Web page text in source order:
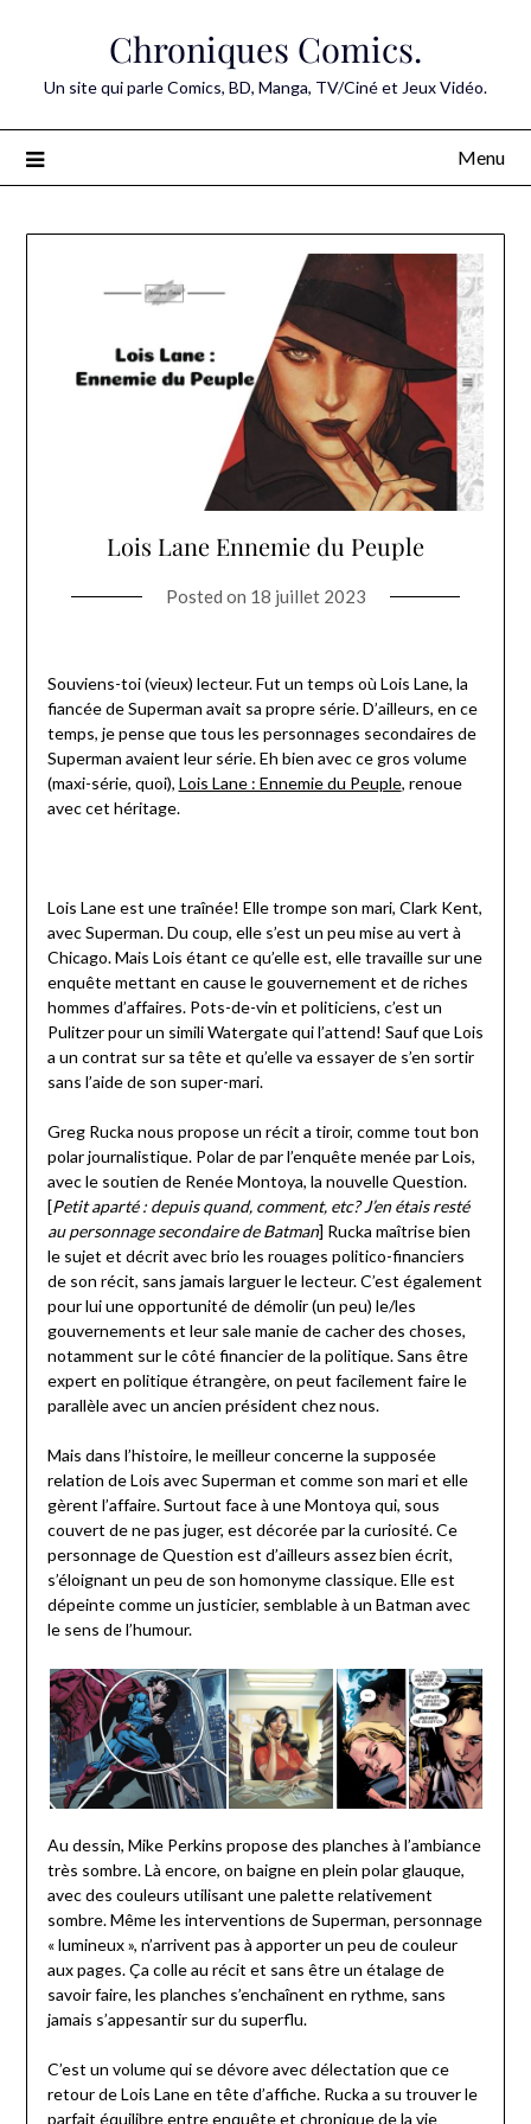
Chroniques Comics.
Un site qui parle Comics, BD, Manga, TV/Ciné et Jeux Vidéo.
Menu
Lois Lane Ennemie du Peuple
Posted on 18 juillet 2023
Souviens-toi (vieux) lecteur. Fut un temps où Lois Lane, la
fiancée de Superman avait sa propre série. D’ailleurs, en ce
temps, je pense que tous les personnages secondaires de
Superman avaient leur série. Eh bien avec ce gros volume
(maxi-série, quoi), Lois Lane : Ennemie du Peuple, renoue
avec cet héritage.
Lois Lane est une traînée! Elle trompe son mari, Clark Kent,
avec Superman. Du coup, elle s’est un peu mise au vert à
Chicago. Mais Lois étant ce qu’elle est, elle travaille sur une
enquête mettant en cause le gouvernement et de riches
hommes d’affaires. Pots-de-vin et politiciens, c’est un
Pulitzer pour un simili Watergate qui l’attend! Sauf que Lois
a un contrat sur sa tête et qu’elle va essayer de s’en sortir
sans l’aide de son super-mari.
Greg Rucka nous propose un récit a tiroir, comme tout bon
polar journalistique. Polar de par l’enquête menée par Lois,
avec le soutien de Renée Montoya, la nouvelle Question.
[Petit aparté : depuis quand, comment, etc? J’en étais resté
au personnage secondaire de Batman] Rucka maîtrise bien
le sujet et décrit avec brio les rouages politico-financiers
de son récit, sans jamais larguer le lecteur. C’est également
pour lui une opportunité de démolir (un peu) le/les
gouvernements et leur sale manie de cacher des choses,
notamment sur le côté financier de la politique. Sans être
expert en politique étrangère, on peut facilement faire le
parallèle avec un ancien président chez nous.
Mais dans l’histoire, le meilleur concerne la supposée
relation de Lois avec Superman et comme son mari et elle
gèrent l’affaire. Surtout face à une Montoya qui, sous
couvert de ne pas juger, est décorée par la curiosité. Ce
personnage de Question est d’ailleurs assez bien écrit,
s’éloignant un peu de son homonyme classique. Elle est
dépeinte comme un justicier, semblable à un Batman avec
le sens de l’humour.
Au dessin, Mike Perkins propose des planches à l’ambiance
très sombre. Là encore, on baigne en plein polar glauque,
avec des couleurs utilisant une palette relativement
sombre. Même les interventions de Superman, personnage
« lumineux », n’arrivent pas à apporter un peu de couleur
aux pages. Ça colle au récit et sans être un étalage de
savoir faire, les planches s’enchaînent en rythme, sans
jamais s’appesantir sur du superflu.
C’est un volume qui se dévore avec délectation que ce
retour de Lois Lane en tête d’affiche. Rucka a su trouver le
parfait équilibre entre enquête et chronique de la vie